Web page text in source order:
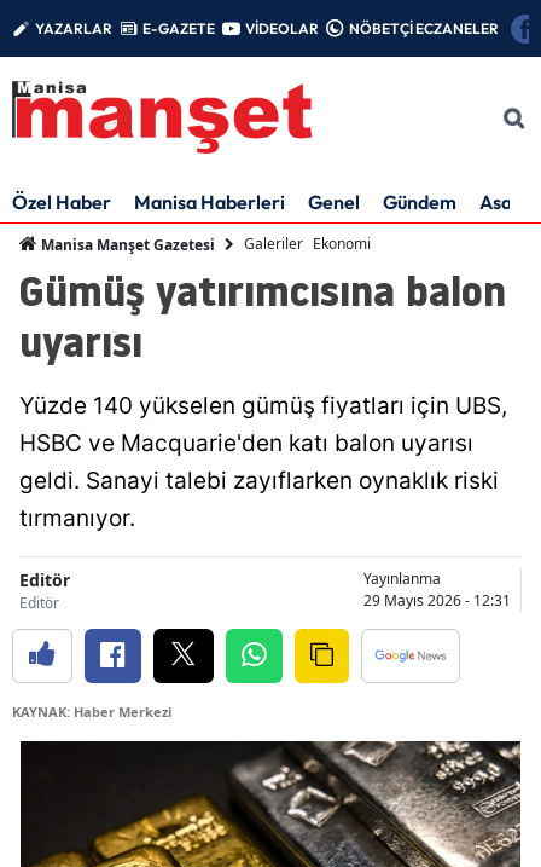
YAZARLAR E-GAZETE VİDEOLAR NÖBETÇİ ECZANELER
Özel Haber Manisa Haberleri Genel Gündem Asayiş
Manisa Manşet Gazetesi Galeriler Ekonomi
Gümüş yatırımcısına balon
uyarısı
Yüzde 140 yükselen gümüş fiyatları için UBS,
HSBC ve Macquarie'den katı balon uyarısı
geldi. Sanayi talebi zayıflarken oynaklık riski
tırmanıyor.
Editör
Editör
Yayınlanma
29 Mayıs 2026 - 12:31
KAYNAK: Haber Merkezi